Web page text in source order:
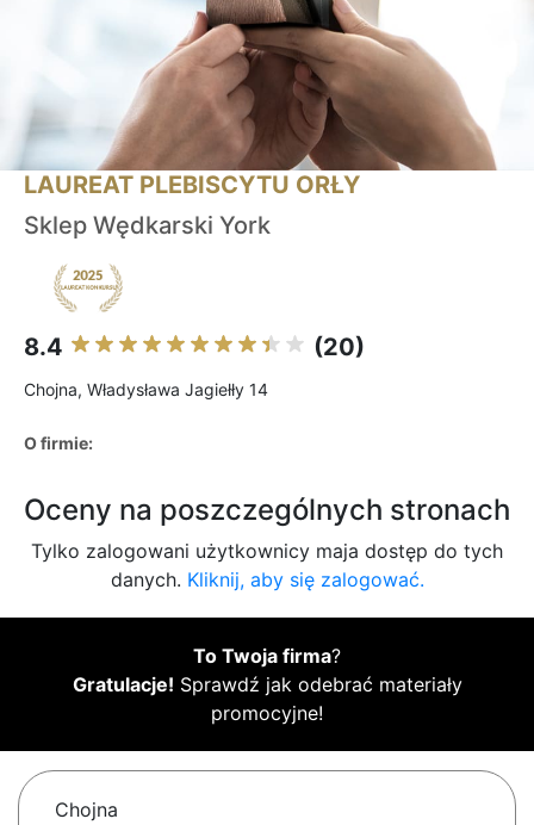
LAUREAT PLEBISCYTU ORŁY
Sklep Wędkarski York
8.4 (20)
Chojna, Władysława Jagiełły 14
O firmie:
Oceny na poszczególnych stronach
Tylko zalogowani użytkownicy maja dostęp do tych
danych. Kliknij, aby się zalogować.
To Twoja firma?
Gratulacje! Sprawdź jak odebrać materiały
promocyjne!
Chojna